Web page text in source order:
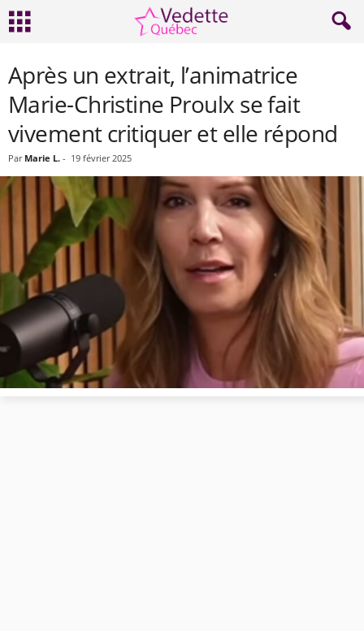
Après un extrait, l’animatrice
Marie-Christine Proulx se fait
vivement critiquer et elle répond
Par Marie L. - 19 février 2025